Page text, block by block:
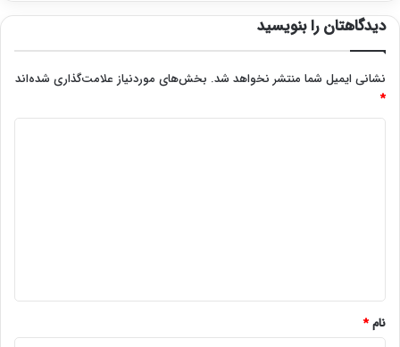
دیدگاهتان را بنویسید
نشانی ایمیل شما منتشر نخواهد شد. بخش‌های موردنیاز علامت‌گذاری شده‌اند
*
نام*